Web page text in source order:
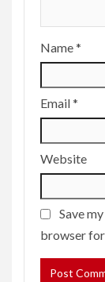
Name*
Email*
Website
Save
browser